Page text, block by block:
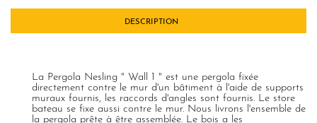
DESCRIPTION
La Pergola Nesling " Wall 1 " est une pergola fixée
directement contre le mur d'un bâtiment à l'aide de supports
muraux fournis, les raccords d'angles sont fournis. Le store
bateau se fixe aussi contre le mur. Nous livrons l'ensemble de
la pergola prête à être assemblée. Le bois a les